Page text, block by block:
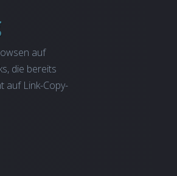
auf
die bereits
auf Link-Copy-